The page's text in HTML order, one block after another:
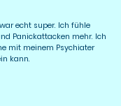
echt super. Ich fühle
Panickattacken mehr. Ich
mit meinem Psychiater
kann.